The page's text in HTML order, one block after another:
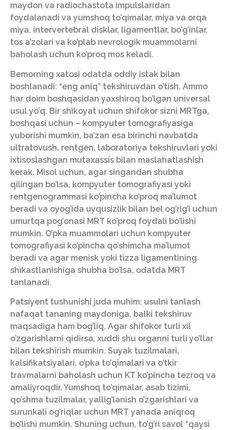
maydon va radiochastota impulslaridan
foydalanadi va yumshoq to’qimalar, miya va orqa
miya, intervertebral disklar, ligamentlar, bo’g’inlar,
tos a’zolari va ko’plab nevrologik muammolarni
baholash uchun ko’proq mos keladi.
Bemorning xatosi odatda oddiy istak bilan
boshlanadi: “eng aniq” tekshiruvdan o’tish. Ammo
har doim boshqasidan yaxshiroq bo’lgan universal
usul yo’q. Bir shikoyat uchun shifokor sizni MRTga,
boshqasi uchun – kompyuter tomografiyasiga
yuborishi mumkin, ba’zan esa birinchi navbatda
ultratovush, rentgen, laboratoriya tekshiruvlari yoki
ixtisoslashgan mutaxassis bilan maslahatlashish
kerak. Misol uchun, agar singandan shubha
qilingan bo’lsa, kompyuter tomografiyasi yoki
rentgenogrammasi ko’pincha ko’proq ma’lumot
beradi va oyog’ida uyqusizlik bilan bel og’rig’i uchun
umurtqa pog’onasi MRT ko’proq foydali bo’lishi
mumkin. O’pka muammolari uchun kompyuter
tomografiyasi ko’pincha qo’shimcha ma’lumot
beradi va agar menisk yoki tizza ligamentining
shikastlanishiga shubha bo’lsa, odatda MRT
tanlanadi.
Patsiyent tushunishi juda muhim: usulni tanlash
nafaqat tananing maydoniga, balki tekshiruv
maqsadiga ham bog’liq. Agar shifokor turli xil
o’zgarishlarni qidirsa, xuddi shu organni turli yo’llar
bilan tekshirish mumkin. Suyak tuzilmalari,
kalsifikatsiyalari, o’pka to’qimalari va o’tkir
travmalarni baholash uchun KT ko’pincha tezroq va
amaliyroqdir. Yumshoq to’qimalar, asab tizimi,
qo’shma tuzilmalar, yallig’lanish o’zgarishlari va
surunkali og’riqlar uchun MRT yanada aniqroq
bo’lishi mumkin. Shuning uchun, to’g’ri savol “qaysi